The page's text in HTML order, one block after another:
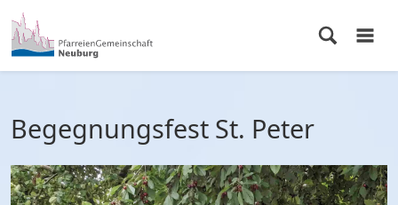
Begegnungsfest St. Peter